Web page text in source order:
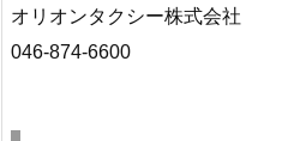
オリオンタクシー株式会社
046-874-6600